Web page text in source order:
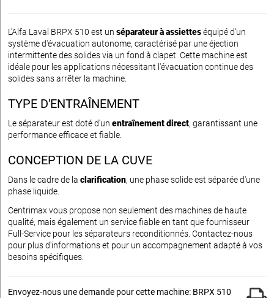
L'Alfa Laval BRPX 510 est un séparateur à assietteséquipé d'un
système d'évacuation autonome, caractérisé par une éjection
intermittente des solides via un fond à clapet. Cette machine est
idéale pour les applications nécessitant l'évacuation continue des
solides sans arrêter la machine.
TYPE D'ENTRAÎNEMENT
Le séparateur est doté d'un entraînement direct, garantissant une
performance efficace et fiable.
CONCEPTION DE LA CUVE
Dans le cadre de la clarification, une phase solide est séparée d'une
phase liquide.
Centrimax vous propose non seulement des machines de haute
qualité, mais également un service fiable en tant que fournisseur
Full-Service pour les séparateurs reconditionnés. Contactez-nous
pour plus d'informations et pour un accompagnement adapté à vos
besoins spécifiques.
Envoyez-nous une demande pour cette machine: BRPX 510